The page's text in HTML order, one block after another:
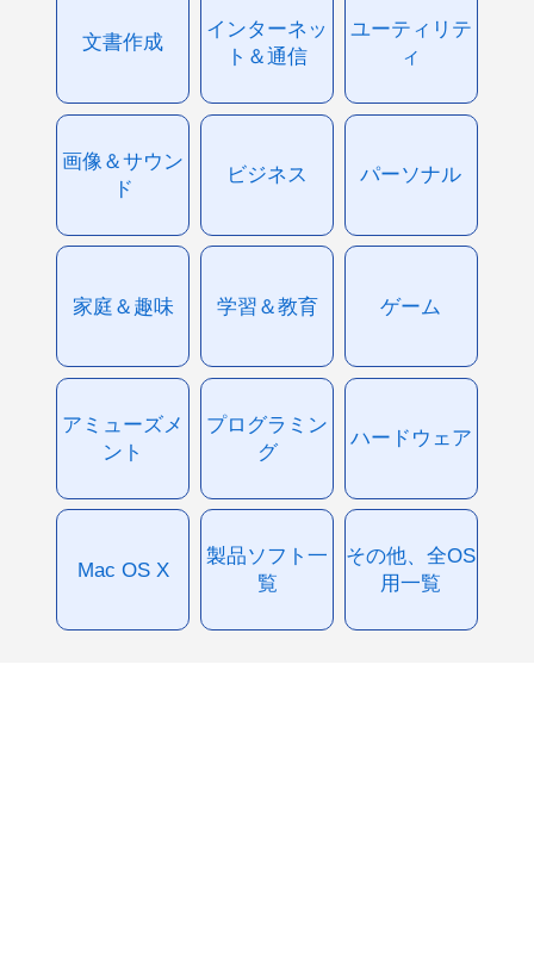
文書作成
インターネッ
ト＆通信
ユーティリテ
ィ
画像＆サウン
ド
ビジネス パーソナル
家庭＆趣味 学習＆教育 ゲーム
アミューズメ
ント
プログラミン
グ
ハードウェア
Mac OS X
製品ソフト一
覧
その他、全OS
用一覧